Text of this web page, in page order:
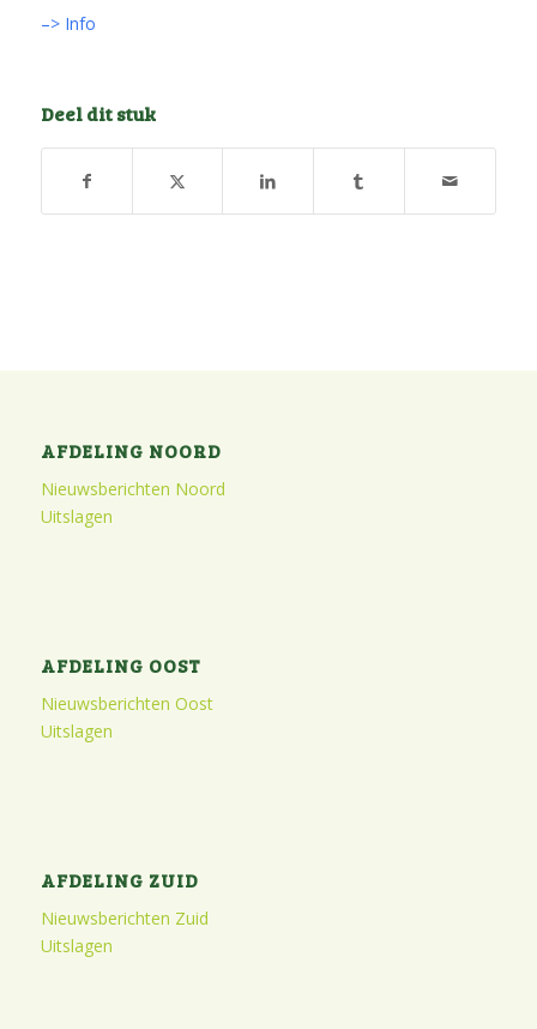
–> Info
Deel dit stuk
AFDELING NOORD
Nieuwsberichten Noord
Uitslagen
AFDELING OOST
Nieuwsberichten Oost
Uitslagen
AFDELING ZUID
Nieuwsberichten Zuid
Uitslagen